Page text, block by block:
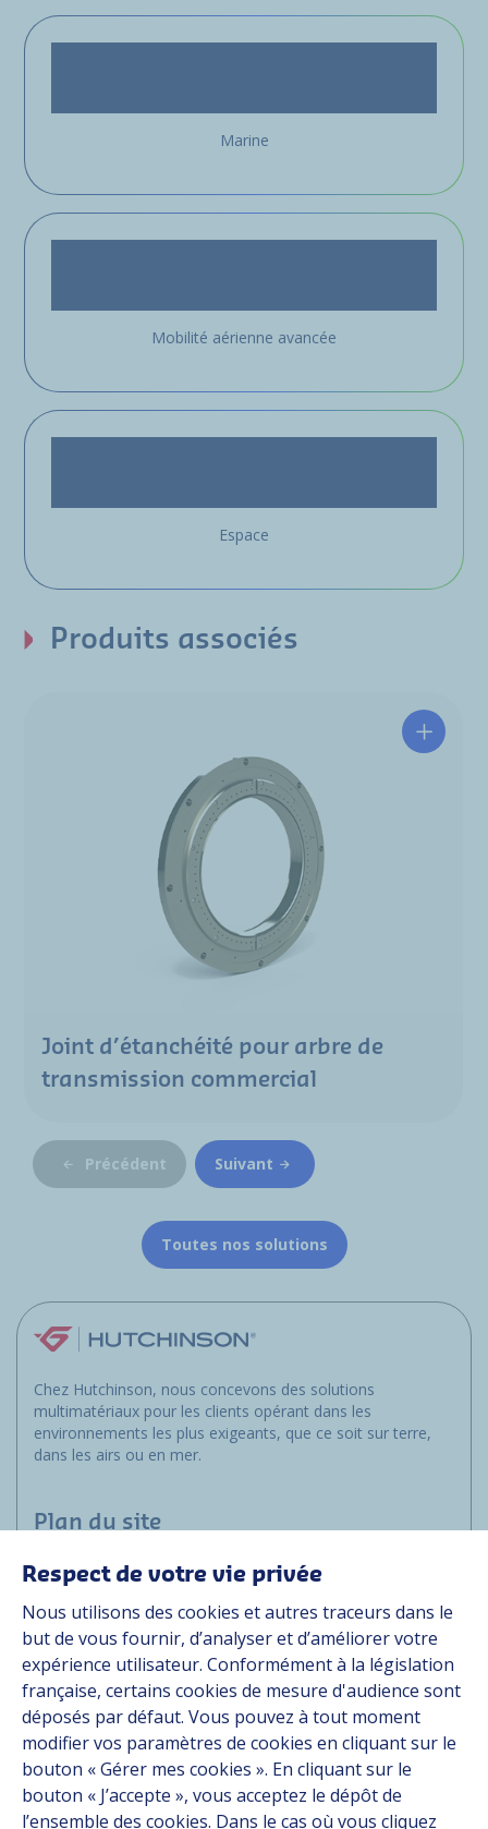
Marine
Mobilité aérienne avancée
Espace
Produits associés
Joint d’étanchéité pour arbre de
transmission commercial
Précédent Suivant
Toutes nos solutions
Chez Hutchinson, nous concevons des solutions
multimatériaux pour les clients opérant dans les
environnements les plus exigeants, que ce soit sur terre,
dans les airs ou en mer.
Plan du site
Marchés
Solutions
Ressources
À propos
Carrière
Contact
Suivez-nous
Respect de votre vie privée
Nous utilisons des cookies et autres traceurs dans le
but de vous fournir, d’analyser et d’améliorer votre
expérience utilisateur. Conformément à la législation
française, certains cookies de mesure d'audience sont
déposés par défaut. Vous pouvez à tout moment
modifier vos paramètres de cookies en cliquant sur le
bouton « Gérer mes cookies ». En cliquant sur le
bouton « J’accepte », vous acceptez le dépôt de
l’ensemble des cookies. Dans le cas où vous cliquez